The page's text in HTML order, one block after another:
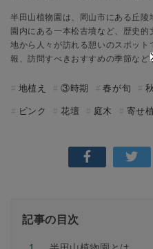
半田山植物園は、岡山市にある丘陵
園内にある一本松古墳など、歴史
地から人々が訪れる憩いのスポッ
報、訪問すべきおすすめの季節など
地植え ③時期 春が旬
ピンク 花壇 庭木 寄せ
記事の目次